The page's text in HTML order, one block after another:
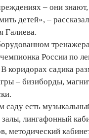
– они знают,
детей», –
Галиева.
России по
коридорах садика
– бизиборды,
саду есть
лингафонный
методический